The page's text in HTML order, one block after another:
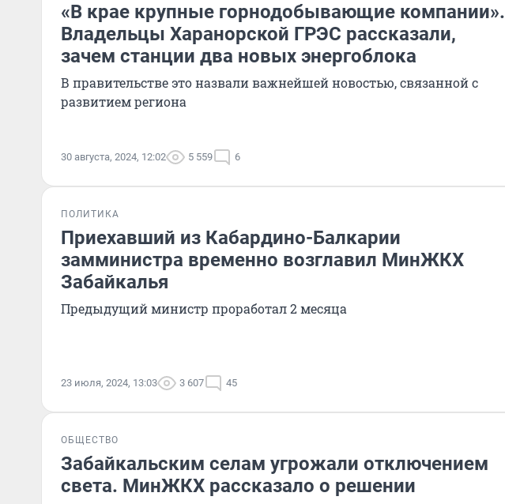
«В крае крупные горнодобывающие компании».
Владельцы Харанорской ГРЭС рассказали,
зачем станции два новых энергоблока
В правительстве это назвали важнейшей новостью, связанной с
развитием региона
30 августа, 2024, 12:02 5 559 6
ПОЛИТИКА
Приехавший из Кабардино-Балкарии
замминистра временно возглавил МинЖКХ
Забайкалья
Предыдущий министр проработал 2 месяца
23 июля, 2024, 13:03 3 607 45
ОБЩЕСТВО
Забайкальским селам угрожали отключением
света. МинЖКХ рассказало о решении